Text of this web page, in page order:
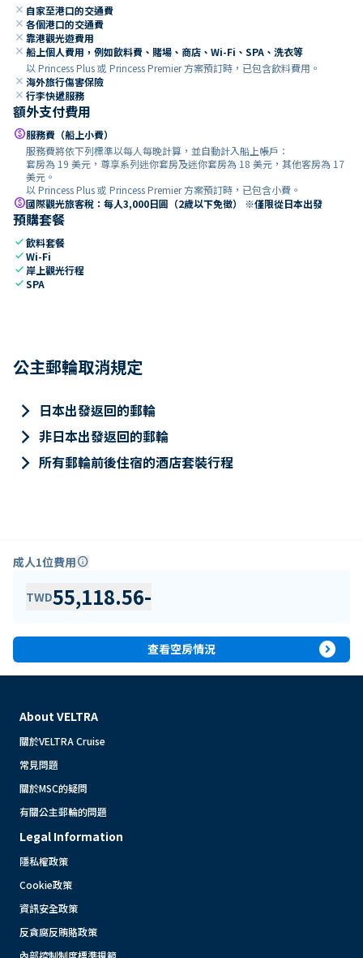
close 自家至港口的交通費
close 各個港口的交通費
close 靠港觀光遊費用
close 船上個人費用，例如飲料費、賭場、商店、Wi-Fi、SPA、洗衣等
以 Princess Plus 或 Princess Premier 方案預訂時，已包含飲料費用。
close 海外旅行傷害保險
close 行李快遞服務
額外支付費用
paid服務費（船上小費）
服務費將依下列標準以每人每晚計算，並自動計入船上帳戶：
套房為 19 美元，尊享系列迷你套房及迷你套房為 18 美元，其他客房為 17
美元。
以 Princess Plus 或 Princess Premier 方案預訂時，已包含小費。
paid國際觀光旅客稅：每人3,000日圓（2歲以下免徵） ※僅限從日本出發
預購套餐
check飲料套餐
checkWi-Fi
check 岸上觀光行程
checkSPA
公主郵輪取消規定
keyboard_arrow_right 日本出發返回的郵輪
keyboard_arrow_right 非日本出發返回的郵輪
keyboard_arrow_right 所有郵輪前後住宿的酒店套裝行程
成人1位費用info
TWD55,118.56-
查看空房情況 expand_circle_right
About VELTRA
關於VELTRA Cruise
常見問題
關於MSC的疑問
有關公主郵輪的問題
Legal Information
隱私權政策
Cookie政策
資訊安全政策
反貪腐反賄賂政策
內部控制制度標準規範